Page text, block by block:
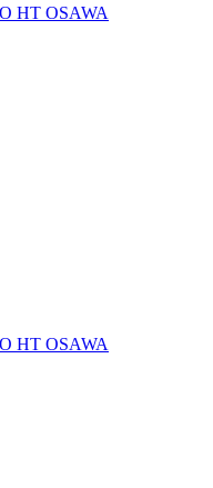
HT OSAWA
HT OSAWA